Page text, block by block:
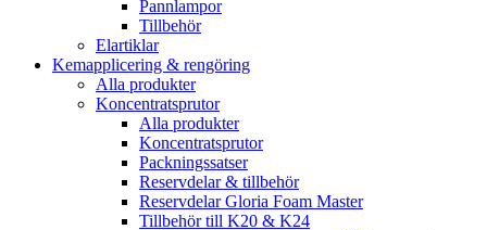
Pannlampor
Tillbehör
Elartiklar
Kemapplicering & rengöring
Alla produkter
Koncentratsprutor
Alla produkter
Koncentratsprutor
Packningssatser
Reservdelar & tillbehör
Reservdelar Gloria Foam Master
Tillbehör till K20 & K24